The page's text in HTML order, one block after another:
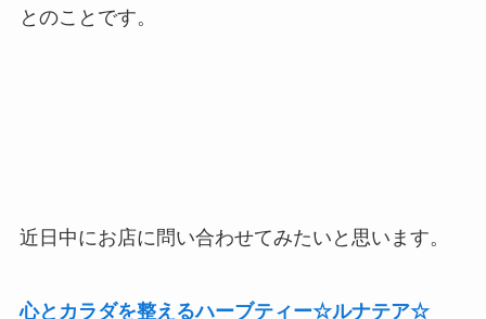
とのことです。
近日中にお店に問い合わせてみたいと思います。
心とカラダを整えるハーブティー☆ルナテア☆